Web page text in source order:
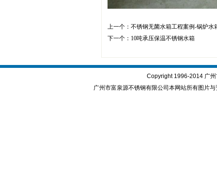
上一个： 不锈钢无菌水箱工程案例-锅炉水
下一个： 10吨承压保温不锈钢水箱
Copyright 1996-2014 广
广州市富泉源不锈钢有限公司本网站所有图片